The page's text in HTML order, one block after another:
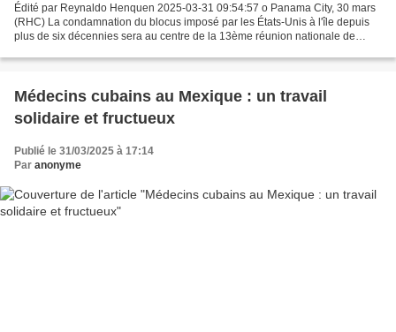
Édité par Reynaldo Henquen 2025-03-31 09:54:57 o Panama City, 30 mars
(RHC) La condamnation du blocus imposé par les États-Unis à l'île depuis
plus de six décennies sera au centre de la 13ème réunion nationale de
Médecins cubains au Mexique : un travail
solidaire et fructueux
Publié le 31/03/2025 à 17:14
Par anonyme